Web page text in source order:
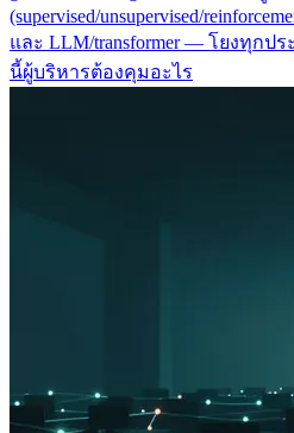
(supervised/unsupervised/
และ LLM/transformer — โยงทุกป
นี้ผู้บริหารต้องคุมอะไร